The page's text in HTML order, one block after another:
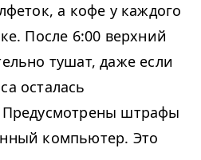
а кофе у каждого
После 6:00 верхний
тушат, даже если
осталась
штрафы
компьютер. Это